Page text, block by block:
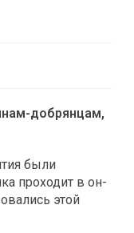
добрянцам,
были
проходит в он-
этой